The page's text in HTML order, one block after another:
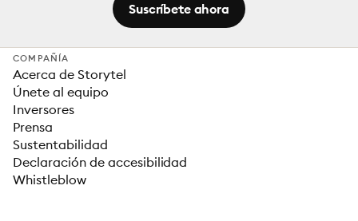
Suscríbete ahora
COMPAÑÍA
Acerca de Storytel
Únete al equipo
Inversores
Prensa
Sustentabilidad
Declaración de accesibilidad
Whistleblow